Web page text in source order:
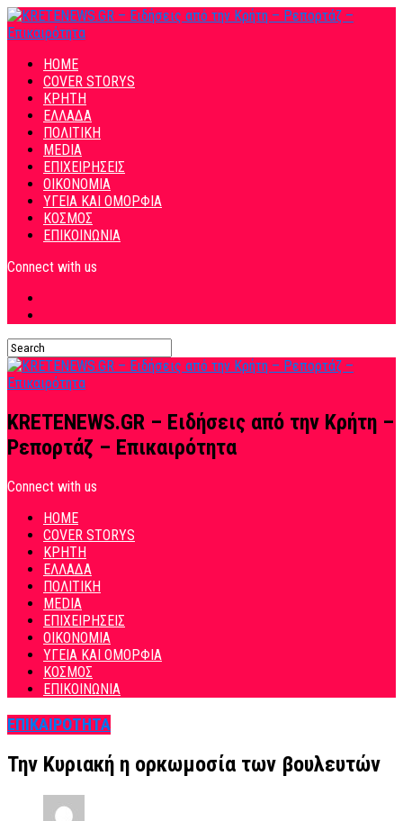
HOME
COVER STORYS
ΚΡΗΤΗ
ΕΛΛΑΔΑ
ΠΟΛΙΤΙΚΗ
MEDIA
ΕΠΙΧΕΙΡΗΣΕΙΣ
ΟΙΚΟΝΟΜΙΑ
ΥΓΕΙΑ ΚΑΙ ΟΜΟΡΦΙΑ
ΚΟΣΜΟΣ
ΕΠΙΚΟΙΝΩΝΙΑ
Connect with us
KRETENEWS.GR – Ειδήσεις από την Κρήτη –
Ρεπορτάζ – Επικαιρότητα
Connect with us
HOME
COVER STORYS
ΚΡΗΤΗ
ΕΛΛΑΔΑ
ΠΟΛΙΤΙΚΗ
MEDIA
ΕΠΙΧΕΙΡΗΣΕΙΣ
ΟΙΚΟΝΟΜΙΑ
ΥΓΕΙΑ ΚΑΙ ΟΜΟΡΦΙΑ
ΚΟΣΜΟΣ
ΕΠΙΚΟΙΝΩΝΙΑ
ΕΠΙΚΑΙΡΟΤΗΤΑ
Την Κυριακή η ορκωμοσία των βουλευτών